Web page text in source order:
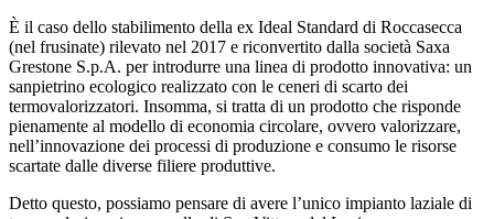
È il caso dello stabilimento della ex Ideal Standard di Roccasecca
(nel frusinate) rilevato nel 2017 e riconvertito dalla società Saxa
Grestone S.p.A. per introdurre una linea di prodotto innovativa: un
sanpietrino ecologico realizzato con le ceneri di scarto dei
termovalorizzatori. Insomma, si tratta di un prodotto che risponde
pienamente al modello di economia circolare, ovvero valorizzare,
nell’innovazione dei processi di produzione e consumo le risorse
scartate dalle diverse filiere produttive.
Detto questo, possiamo pensare di avere l’unico impianto laziale di